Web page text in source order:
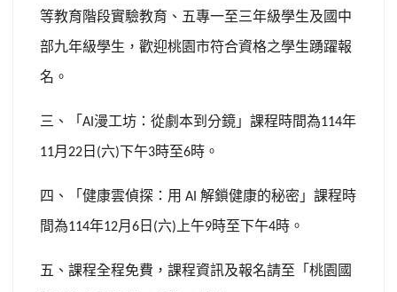
等教育階段實驗教育、五專一至三年級學生及國中
部九年級學生，歡迎桃園市符合資格之學生踴躍報
名。
三、「 AI 漫工坊：從劇本到分鏡」課程時間為114年
11月 22 日 (六)下午3時至6時。
四、「健康雲偵探：用 AI 解鎖健康的秘密」課程時
間為114年12月 6 日 (六) 上午9時至下午4時。
五、課程全程免費，課程資訊及報名請至「桃園國